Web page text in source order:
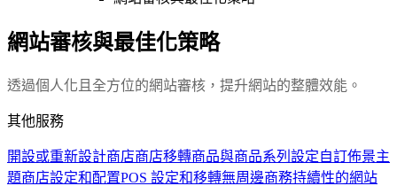
網站審核與最佳化策略
透過個人化且全方位的網站審核，提升網站的整體效能。
其他服務
開設或重新設計商店商店移轉商品與商品系列設定自訂佈景主
題商店設定和配置POS 設定和移轉無周邊商務持續性的網站